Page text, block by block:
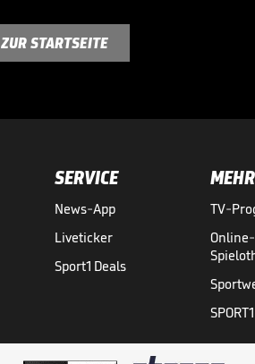
ZUR STARTSEITE
SERVICE
News-App
Liveticker
Sport1 Deals
MEHR
TV-